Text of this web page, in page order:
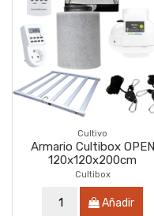
Cultivo
Armario Cultibox OPEN
120x120x200cm
Cultibox
Añadir